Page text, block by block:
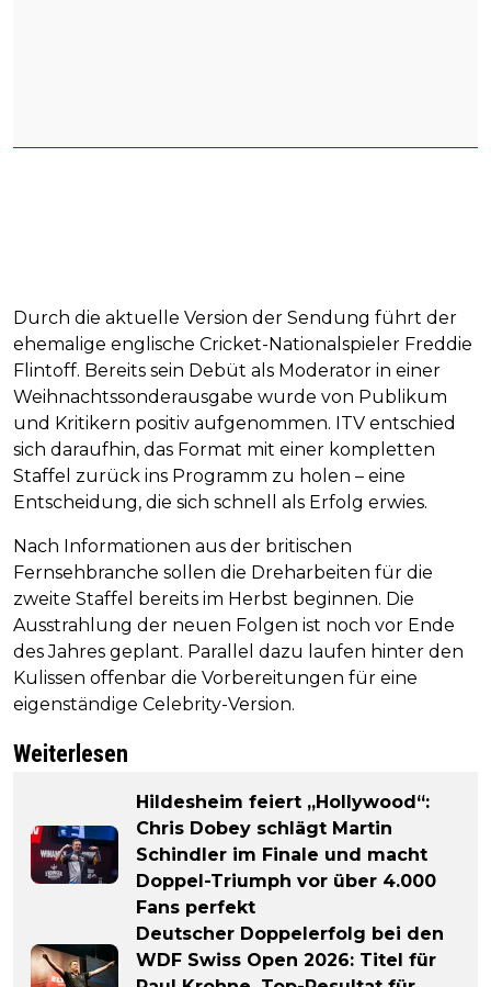
Durch die aktuelle Version der Sendung führt der
ehemalige englische Cricket-Nationalspieler Freddie
Flintoff. Bereits sein Debüt als Moderator in einer
Weihnachtssonderausgabe wurde von Publikum
und Kritikern positiv aufgenommen. ITV entschied
sich daraufhin, das Format mit einer kompletten
Staffel zurück ins Programm zu holen – eine
Entscheidung, die sich schnell als Erfolg erwies.
Nach Informationen aus der britischen
Fernsehbranche sollen die Dreharbeiten für die
zweite Staffel bereits im Herbst beginnen. Die
Ausstrahlung der neuen Folgen ist noch vor Ende
des Jahres geplant. Parallel dazu laufen hinter den
Kulissen offenbar die Vorbereitungen für eine
eigenständige Celebrity-Version.
Weiterlesen
Hildesheim feiert „Hollywood“:
Chris Dobey schlägt Martin
Schindler im Finale und macht
Doppel-Triumph vor über 4.000
Fans perfekt
Deutscher Doppelerfolg bei den
WDF Swiss Open 2026: Titel für